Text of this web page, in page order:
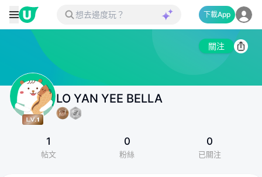
下載App
關注
LO YAN YEE BELLA
1
帖文
0
粉絲
0
已關注